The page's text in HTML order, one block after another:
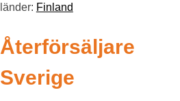
länder: Finland
Återförsäljare
Sverige